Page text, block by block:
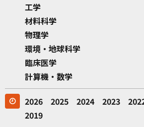
工学
材料科学
物理学
環境・地球科学
臨床医学
計算機・数学
2026 2025 2024 2023
2019